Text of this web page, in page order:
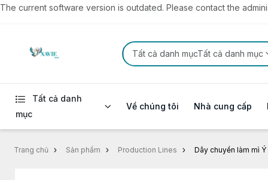
The current software version is outdated. Please contact the
Tất cả danh mụcTất cả danh mục
Tất cả danh
mục
Về chúng tôi Nhà cung cấp
Trang chủ Sản phẩm Production Lines Dây chuyền làm mì Ý